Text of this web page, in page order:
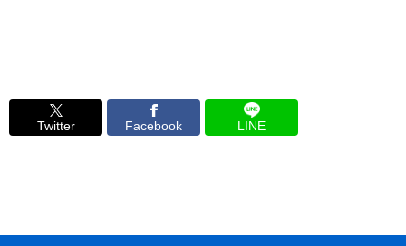
Twitter Facebook LINE